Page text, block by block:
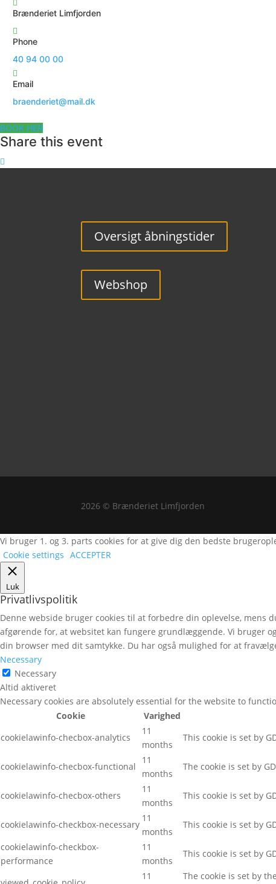
Brænderiet Limfjorden
Phone
40 94 00 00
Email
braenderiet@mail.dk
BOOK HER
Share this event
Oversigt åbningstider
Webshop
2026 © Brænderiet Limfjorden
Vi bruger 1. og 3. parts cookies for at give dig den bedste
Cookie settings ACCEPTER
Luk
Privatlivspolitik
Denne webside bruger cookies til at forbedre din oplevelse, mens
afgørende for, at websitet kan fungere grundlæggende. Vi bruger
din browser med dit samtykke. Du har også mulighed for at
Necessary
Necessary
Altid aktiveret
Necessary cookies are absolutely essential for the website to
Cookie
Varighed
cookielawinfo-checbox-analytics
11
months
This cookie is set by
cookielawinfo-checbox-functional
11
months
The cookie is set by
cookielawinfo-checbox-others
11
months
This cookie is set by
cookielawinfo-checkbox-necessary
11
months
This cookie is set by
cookielawinfo-checkbox-
performance
11
months
This cookie is set by
11
The cookie is set by